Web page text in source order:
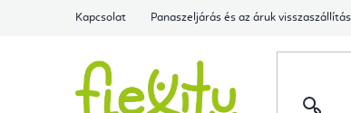
Kapcsolat Panaszeljárás és az áruk